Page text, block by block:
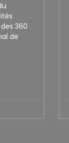
360
de